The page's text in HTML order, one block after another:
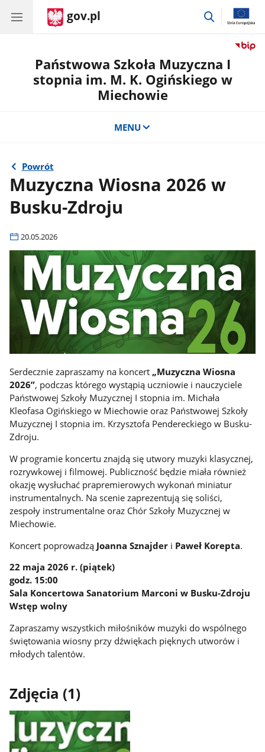
gov.pl
przejdź
Państwowa Szkoła Muzyczna I
stopnia im. M. K. Ogińskiego w
Miechowie
MENU
Powrót
Muzyczna Wiosna 2026 w
Busku-Zdroju
20.05.2026
Serdecznie zapraszamy na koncert „Muzyczna Wiosna
2026”, podczas którego wystąpią uczniowie i nauczyciele
Państwowej Szkoły Muzycznej I stopnia im. Michała
Kleofasa Ogińskiego w Miechowie oraz Państwowej Szkoły
Muzycznej I stopnia im. Krzysztofa Pendereckiego w Busku-
Zdroju.
W programie koncertu znajdą się utwory muzyki klasycznej,
rozrywkowej i filmowej. Publiczność będzie miała również
okazję wysłuchać prapremierowych wykonań miniatur
instrumentalnych. Na scenie zaprezentują się soliści,
zespoły instrumentalne oraz Chór Szkoły Muzycznej w
Miechowie.
Koncert poprowadzą Joanna Sznajder i Paweł Korepta.
22 maja 2026 r. (piątek)
godz. 15:00
Sala Koncertowa Sanatorium Marconi w Busku-Zdroju
Wstęp wolny
Zapraszamy wszystkich miłośników muzyki do wspólnego
świętowania wiosny przy dźwiękach pięknych utworów i
młodych talentów.
Zdjęcia (1)